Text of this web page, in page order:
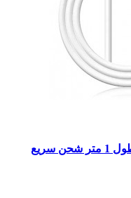
كابل لدنيو يو اس بى تايب سى 25 وات طول 1 متر شحن سريع